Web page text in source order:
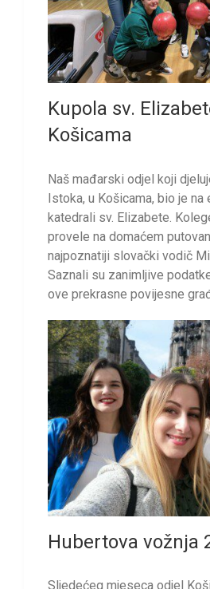
Kupola sv.
Košicama
Naš mađarski odjel koji
Istoka, u Košicama, bio je na
katedrali sv. Elizabete.
provele na domaćem
najpoznatiji slovački vodič
Saznali su zanimljive
ove prekrasne povijesne
Hubertova vožnja
Sljedećeg mjeseca odjel